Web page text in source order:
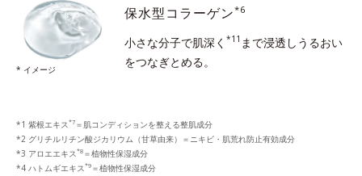
* イメージ
保水型コラーゲン*6
小さな分子で肌深く*11 まで浸透し うるおい
をつなぎとめる。
*1 紫根エキス*7 ＝肌コンディションを整える整肌成分
*2 グリチルリチン酸ジカリウム（甘草由来）＝ニキビ・肌荒れ防止有効成分
*3 アロエエキス*8 ＝植物性保湿成分
*4 ハトムギエキス*9 ＝植物性保湿成分